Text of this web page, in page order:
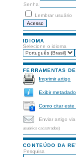
Senha
Lembrar usuário
IDIOMA
Selecione o idioma
FERRAMENTAS
Imprimir artigo
Exibir
Como citar
Enviar artigo
usuários cadastrados)
CONTEÚDO DA
Pesquisa